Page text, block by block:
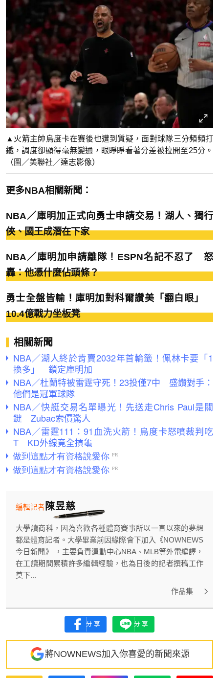
▲火箭主帥烏度卡在賽後也遭到質疑，面對球隊三分頻頻打
鐵，調度卻顯得毫無變通，眼睜睜看著分差被拉開至25分。
（圖／美聯社／達志影像）
更多NBA相關新聞：
NBA／庫明加正式向勇士申請交易！湖人、獨行
俠、國王成潛在下家
NBA／庫明加申請離隊！ESPN名記不忍了 怒
轟：他憑什麼佔頭條？
勇士全盤皆輸！庫明加對科爾讚美「翻白眼」
10.4億戰力坐板凳
相關新聞
NBA／湖人終於肯賣2032年首輪籤！佩林卡要「1
換多」 鎖定庫明加
NBA／杜蘭特被雷霆守死！23投僅7中 盛讚對手：
他們是冠軍球隊
NBA／快艇交易名單曝光！先送走Chris Paul是關
鍵 Zubac索價驚人
NBA／雷霆111：91血洗火箭！烏度卡怒噴裁判吃
T KD外線竟全摃龜
陳昱慈
編輯記者
大學讀商科，因為喜歡各種體育賽事所以一直以來的夢想
都是體育記者。大學畢業前因緣際會下加入《NOWNEWS
今日新聞》 ，主要負責運動中心NBA、MLB等外電編譯，
在工讀期間累積許多編輯經驗，也為日後的記者撰稿工作
奠下...
作品集
分享 分享
將NOWNEWS加入你喜愛的新聞來源